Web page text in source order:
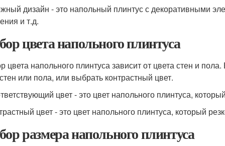
дизайн - это напольный плинтус с декоративными
и т.д.
цвета напольного плинтуса
цвета напольного плинтуса зависит от цвета стен и
или пола, или выбрать контрастный цвет.
цвет - это цвет напольного плинтуса,
цвет - это цвет напольного плинтуса, который
размера напольного плинтуса